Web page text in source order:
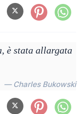
è stata allargata
— Charles Bukowski